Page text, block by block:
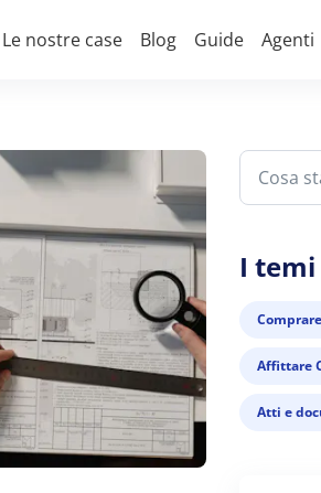
Le nostre case Blog Guide Agenti
I
Affittare
Atti e